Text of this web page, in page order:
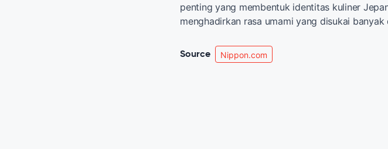
penting yang membentuk identitas kuliner
menghadirkan rasa umami yang disukai
Source Nippon.com